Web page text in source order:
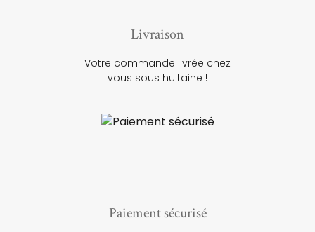
Livraison
Votre commande livrée chez
vous sous huitaine !
Paiement sécurisé